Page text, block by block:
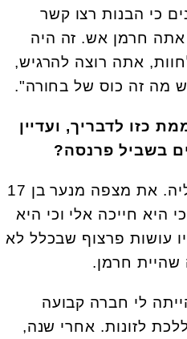
כי הבנות רצו קשר
אתה חרמן אש. זה היה
אתה רוצה להרגיש,
מה זה כוס של בחורה".
כזו לדבריך, ועדיין
בשביל פרנסה?
"בגיל 17 לא ריחמתי עליה. את מצפה מנער בן 17
היא חייכה אלי וכי היא
עושות פרצוף שבכלל לא
שהיית חרמן.
לי חברה קבועה
לזונות. אחרי שנה,